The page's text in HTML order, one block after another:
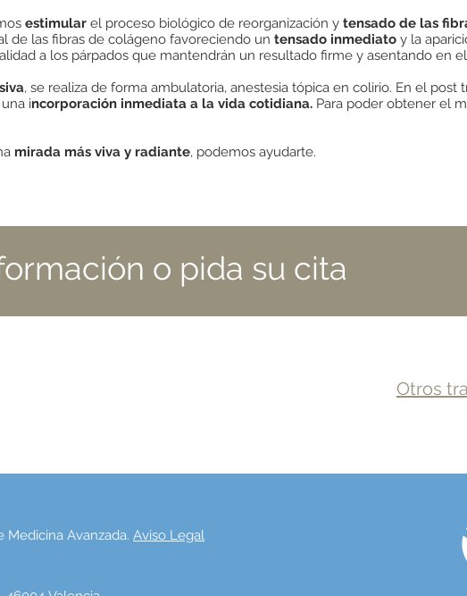
estimular el proceso biológico de reorganización y tensado de las
de las fibras de colágeno favoreciendo un tensado inmediato y la
a los párpados que mantendrán un resultado firme y asentando en
, se realiza de forma ambulatoria, anestesia tópica en colirio. En el
incorporación inmediata a la vida cotidiana. Para poder obtener el
mirada más viva y radiante, podemos ayudarte.
o pida su cita
Otros
Medicina Avanzada. Aviso Legal